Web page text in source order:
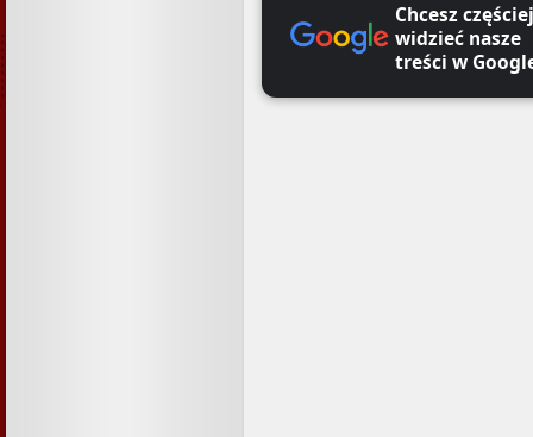
Chcesz częściej
widzieć nasze
treści w